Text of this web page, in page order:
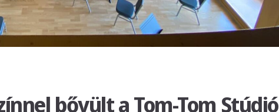
bővült a Tom-Tom Stúdió